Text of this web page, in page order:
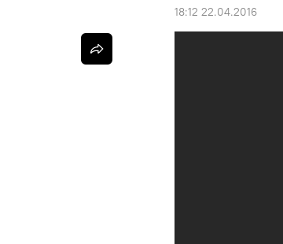
18:12 22.04.2016